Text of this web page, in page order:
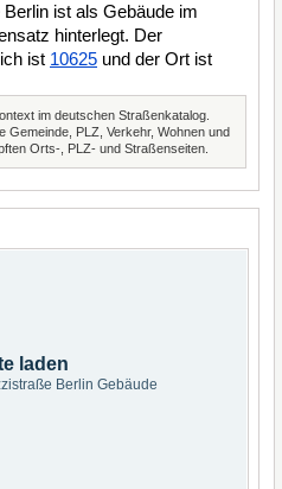
ist als Gebäude im
hinterlegt. Der
ist 10625 und der Ort ist
im deutschen Straßenkatalog.
Gemeinde, PLZ, Verkehr, Wohnen und
Orts-, PLZ- und Straßenseiten.
laden
Berlin Gebäude